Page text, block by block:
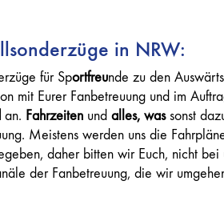
in NRW:
für Sportfreunde zu den
mit Eurer Fanbetreuung und im
an. Fahrzeiten und alles, wassonst
Meistens werden uns die
daher bitten wir Euch, nicht bei
der Fanbetreuung, die wir